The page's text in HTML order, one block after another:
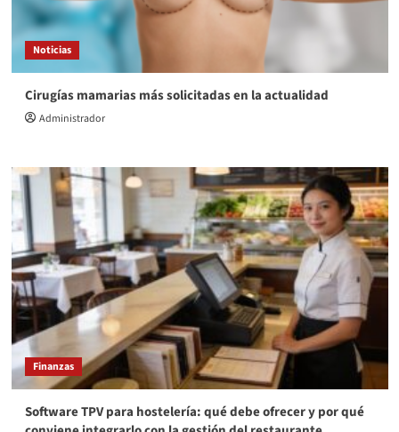
Noticias
Cirugías mamarias más solicitadas en la actualidad
Administrador
Finanzas
Software TPV para hostelería: qué debe ofrecer y por qué